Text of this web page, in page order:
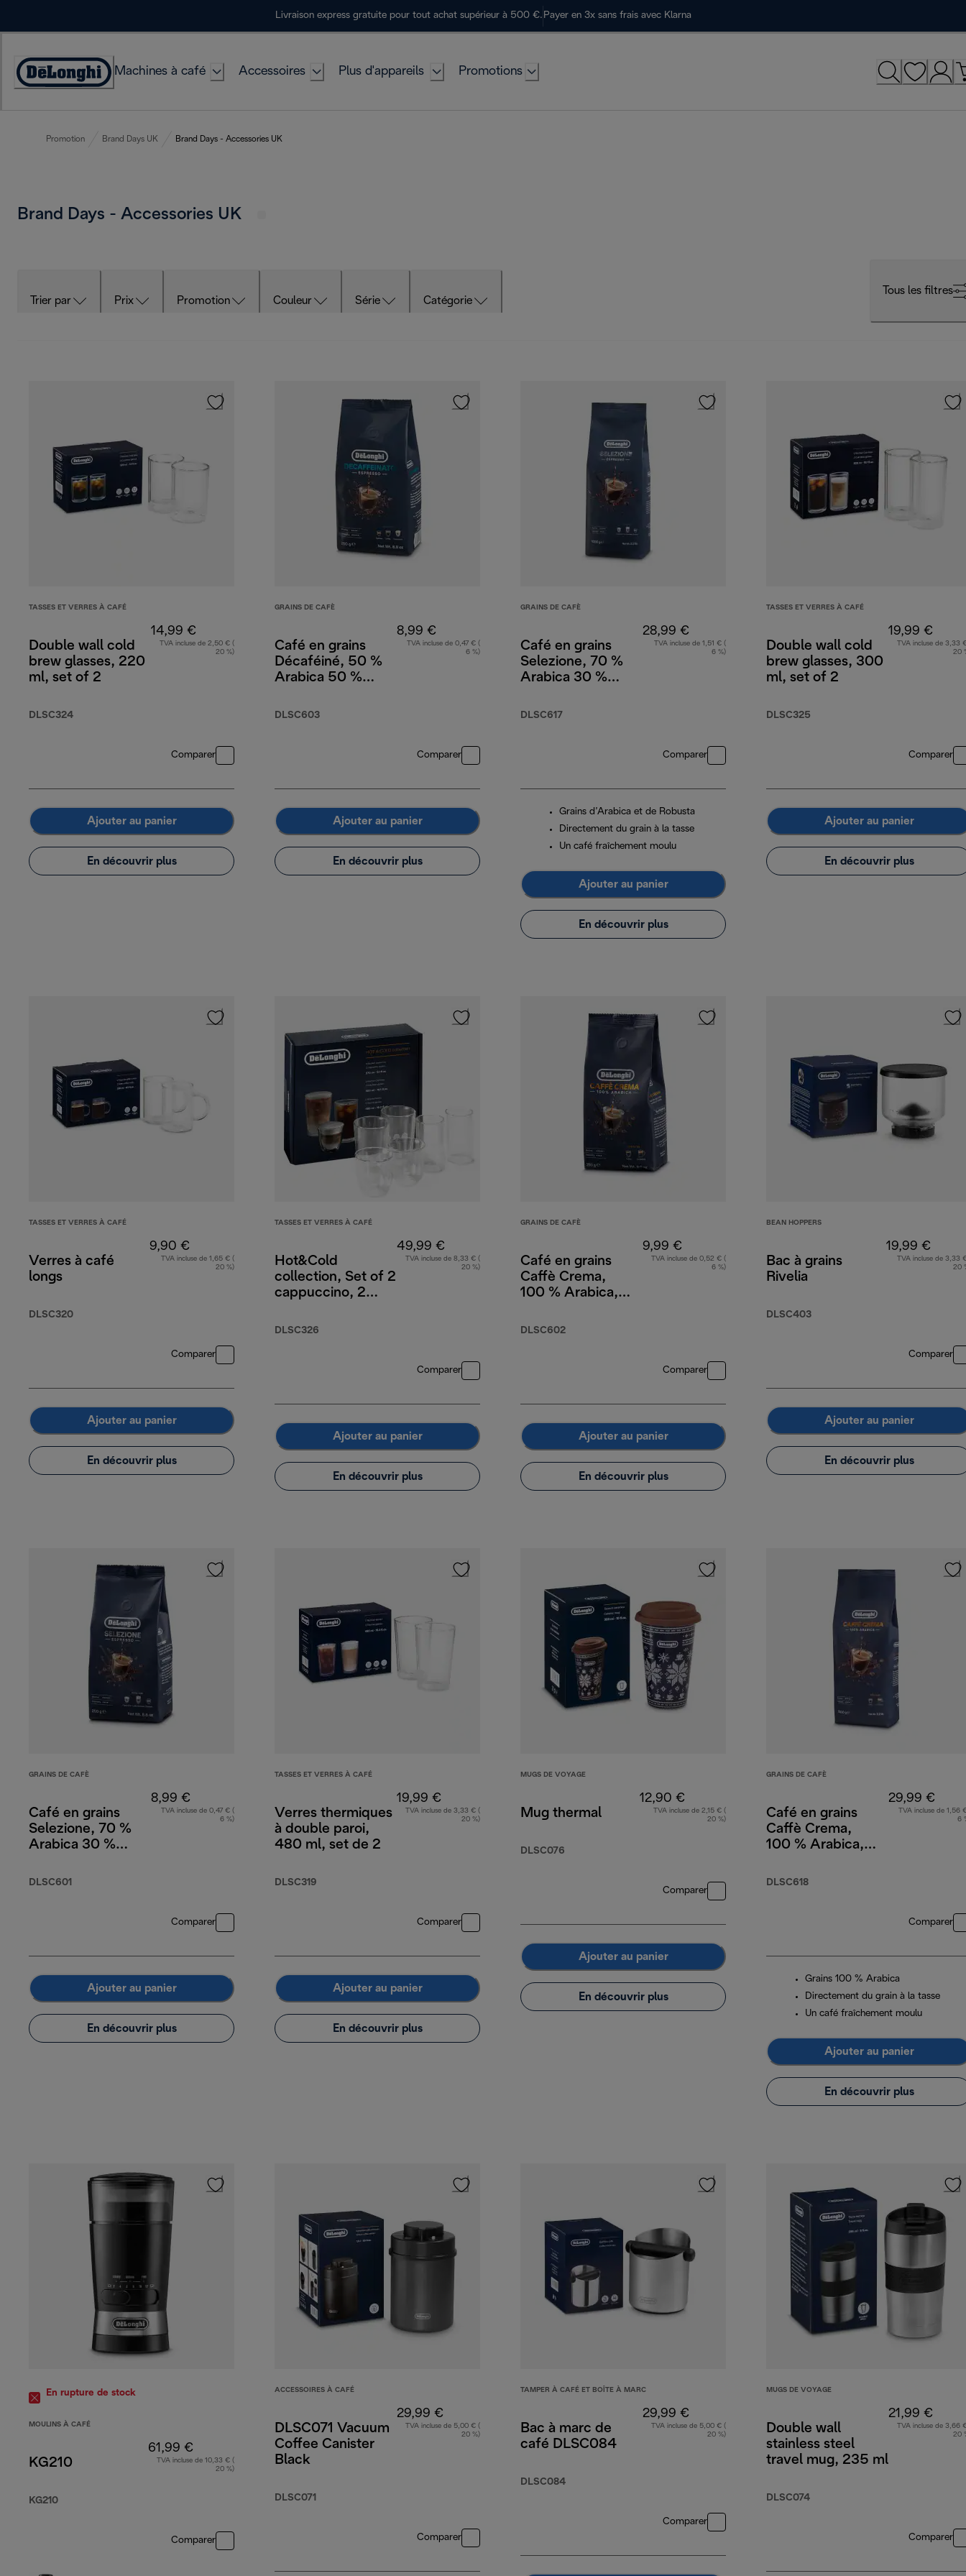
Livraison express gratuite pour tout achat supérieur à 500 €. Payer en 3x sans frais avec Klarna
Déclaration
Machines à café Accessoires Plus d'appareils Promotions
Promotion Brand Days UK Brand Days - Accessories UK
Brand Days - Accessories UK
Trier par Prix Promotion Couleur Série Catégorie
Tous les filtres
TASSES ET VERRES À CAFÉ
Double wall cold
brew glasses, 220
ml, set of 2
DLSC324
14,99 €
TVA incluse de 2,50 € (
20 %)
Comparer
Ajouter au panier
En découvrir plus
GRAINS DE CAFÈ
Café en grains
Décaféiné, 50 %
Arabica 50 %
DLSC603
8,99 €
TVA incluse de 0,47 € (
6 %)
Comparer
Ajouter au panier
En découvrir plus
GRAINS DE CAFÈ
Café en grains
Selezione, 70 %
Arabica 30 %
DLSC617
28,99 €
TVA incluse de 1,51 € (
6 %)
Comparer
Grains d’Arabica et de Robusta
Directement du grain à la tasse
Un café fraîchement moulu
Ajouter au panier
En découvrir plus
TASSES ET VERRES À CAFÉ
Double wall cold
brew glasses, 300
ml, set of 2
DLSC325
19,99 €
TVA incluse de 3,33
20
Comparer
Ajouter au panier
En découvrir plus
TASSES ET VERRES À CAFÉ
Verres à café
longs
DLSC320
9,90 €
TVA incluse de 1,65 € (
20 %)
Comparer
Ajouter au panier
En découvrir plus
TASSES ET VERRES À CAFÉ
Hot&Cold
collection, Set of 2
cappuccino, 2
thermal double-
DLSC326
49,99 €
TVA incluse de 8,33 € (
20 %)
Comparer
Ajouter au panier
En découvrir plus
GRAINS DE CAFÈ
Café en grains
Caffè Crema,
100 % Arabica,
DLSC602
9,99 €
TVA incluse de 0,52 € (
6 %)
Comparer
Ajouter au panier
En découvrir plus
BEAN HOPPERS
Bac à grains
Rivelia
DLSC403
19,99 €
TVA incluse de 3,33
20
Comparer
Ajouter au panier
En découvrir plus
GRAINS DE CAFÈ
Café en grains
Selezione, 70 %
Arabica 30 %
DLSC601
8,99 €
TVA incluse de 0,47 € (
6 %)
Comparer
Ajouter au panier
En découvrir plus
TASSES ET VERRES À CAFÉ
Verres thermiques
à double paroi,
480 ml, set de 2
DLSC319
19,99 €
TVA incluse de 3,33 € (
20 %)
Comparer
Ajouter au panier
En découvrir plus
MUGS DE VOYAGE
Mug thermal
DLSC076
12,90 €
TVA incluse de 2,15 € (
20 %)
Comparer
Ajouter au panier
En découvrir plus
GRAINS DE CAFÈ
Café en grains
Caffè Crema,
100 % Arabica,
DLSC618
29,99 €
TVA incluse de 1,56
6
Comparer
Grains 100 % Arabica
Directement du grain à la tasse
Un café fraîchement moulu
Ajouter au panier
En découvrir plus
En rupture de stock
MOULINS À CAFÉ
KG210
KG210
61,99 €
TVA incluse de 10,33 € (
20 %)
Comparer
ACCESSOIRES À CAFÉ
DLSC071 Vacuum
Coffee Canister
Black
DLSC071
29,99 €
TVA incluse de 5,00 € (
20 %)
Comparer
TAMPER À CAFÉ ET BOÎTE À MARC
Bac à marc de
café DLSC084
DLSC084
29,99 €
TVA incluse de 5,00 € (
20 %)
Comparer
MUGS DE VOYAGE
Double wall
stainless steel
travel mug, 235 ml
DLSC074
21,99 €
TVA incluse de 3,66
20
Comparer